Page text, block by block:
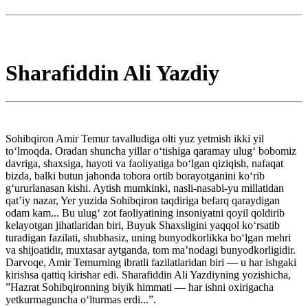
Sharafiddin Ali Yazdiy
Sohibqiron Amir Temur tavalludiga olti yuz yetmish ikki yil
to‘lmoqda. Oradan shuncha yillar o‘tishiga qaramay ulug‘ bobomiz
davriga, shaxsiga, hayoti va faoliyatiga bo‘lgan qiziqish, nafaqat
bizda, balki butun jahonda tobora ortib borayotganini ko‘rib
g‘ururlanasan kishi. Aytish mumkinki, nasli-nasabi-yu millatidan
qat’iy nazar, Yer yuzida Sohibqiron taqdiriga befarq qaraydigan
odam kam... Bu ulug‘ zot faoliyatining insoniyatni qoyil qoldirib
kelayotgan jihatlaridan biri, Buyuk Shaxsligini yaqqol ko‘rsatib
turadigan fazilati, shubhasiz, uning bunyodkorlikka bo‘lgan mehri
va shijoatidir, muxtasar aytganda, tom ma’nodagi bunyodkorligidir.
Darvoqe, Amir Temurning ibratli fazilatlaridan biri — u har ishgaki
kirishsa qattiq kirishar edi. Sharafiddin Ali Yazdiyning yozishicha,
”Hazrat Sohibqironning biyik himmati — har ishni oxirigacha
yetkurmaguncha o‘lturmas erdi...”.